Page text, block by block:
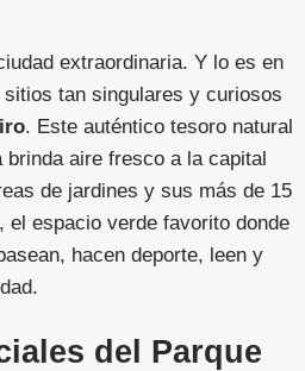
extraordinaria. Y lo es en
tan singulares y curiosos
. Este auténtico tesoro natural
aire fresco a la capital
de jardines y sus más de 15
el espacio verde favorito donde
hacen deporte, leen y
del Parque